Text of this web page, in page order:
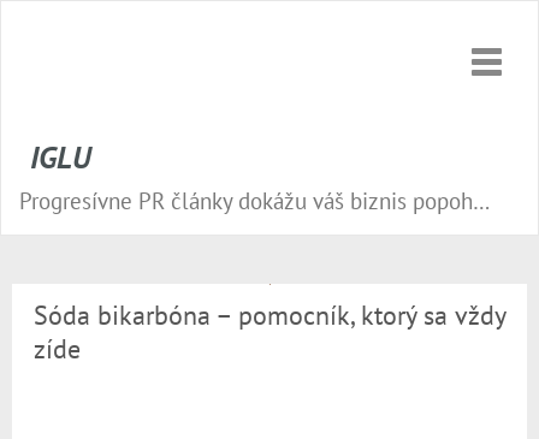
Toggle
IGLU
Progresívne PR články dokážu váš biznis popohnať vesmírnou rýchlosťou vpred. Nepremeškajte tú správnu príležitosť a publikujte na našom webe.
Sóda bikarbóna – pomocník, ktorý sa vždy
zíde